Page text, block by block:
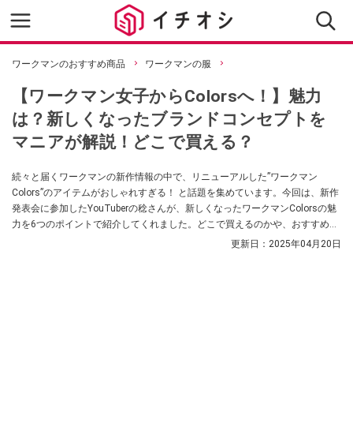
ワークマンのおすすめ商品 ワークマンの服
【ワークマン女子からColorsへ！】魅力
は？新しくなったブランドコンセプトを
マニアが解説！どこで買える？
続々と届くワークマンの新作情報の中で、リニューアルした”ワークマン
Colors”のアイテムがおしゃれすぎる！ と話題を集めています。今回は、新作
発表会に参加したYouTuberの稔さんが、新しくなったワークマンColorsの魅
力を6つのポイントで紹介してくれました。どこで買えるのかや、おすすめの
アイテムについて知りたい方は、ぜひ参考にしてみてください！
更新日： 2025年04月20日